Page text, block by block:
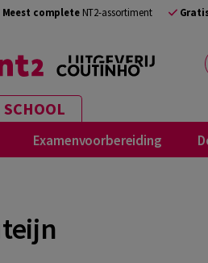
Meest completeNT2-assortiment
SCHOOL
Examenvoorbereiding